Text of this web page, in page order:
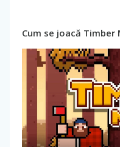
Cum se joacă Timber